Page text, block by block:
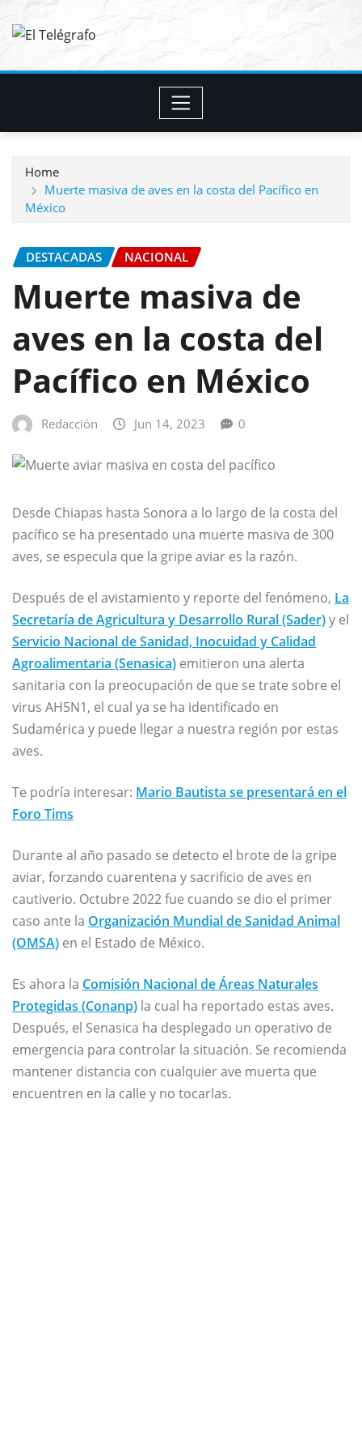
Home
Muerte masiva de aves en la costa del Pacífico en
México
DESTACADAS NACIONAL
Muerte masiva de
aves en la costa del
Pacífico en México
Redacción Jun 14, 2023 0
Desde Chiapas hasta Sonora a lo largo de la costa del
pacífico se ha presentado una muerte masiva de 300
aves, se especula que la gripe aviar es la razón.
Después de el avistamiento y reporte del fenómeno, La
Secretaría de Agricultura y Desarrollo Rural (Sader)y el
Servicio Nacional de Sanidad, Inocuidad y Calidad
Agroalimentaria (Senasica) emitieron una alerta
sanitaria con la preocupación de que se trate sobre el
virus AH5N1, el cual ya se ha identificado en
Sudamérica y puede llegar a nuestra región por estas
aves.
Te podría interesar: Mario Bautista se presentará en el
Foro Tims
Durante al año pasado se detecto el brote de la gripe
aviar, forzando cuarentena y sacrificio de aves en
cautiverio. Octubre 2022 fue cuando se dio el primer
caso ante la Organización Mundial de Sanidad Animal
(OMSA) en el Estado de México.
Es ahora la Comisión Nacional de Áreas Naturales
Protegidas (Conanp) la cual ha reportado estas aves.
Después, el Senasica ha desplegado un operativo de
emergencia para controlar la situación. Se recomienda
mantener distancia con cualquier ave muerta que
encuentren en la calle y no tocarlas.